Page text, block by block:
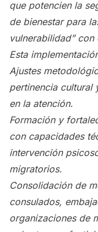
que potencien la
de bienestar para
vulnerabilidad”
Esta
Ajustes
pertinencia cultural
en la atención.
Formación y
con capacidades
intervención
migratorios.
Consolidación de
consulados,
organizaciones de